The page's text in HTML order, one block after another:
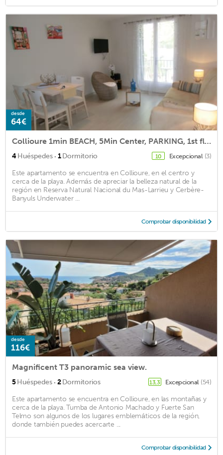
desde
64€
Collioure 1min BEACH, 5Min Center, PARKING, 1st floor
4Huéspedes · 1Dormitorio 10 Excepcional (3)
Este apartamento se encuentra en Collioure, en el centro y
cerca de la playa. Además de apreciar la belleza natural de la
región en Reserva Natural Nacional du Mas-Larrieu y Cerbère-
Banyuls Underwater ...
Comprobar disponibilidad
desde
116€
Magnificent T3 panoramic sea view.
5Huéspedes · 2Dormitorios 13,3 Excepcional (54)
Este apartamento se encuentra en Collioure, en las montañas y
cerca de la playa. Tumba de Antonio Machado y Fuerte San
Telmo son algunos de los lugares emblemáticos de la región,
donde también puedes acercarte ...
Comprobar disponibilidad